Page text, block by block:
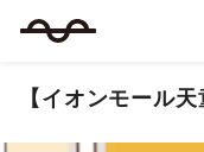
【イオンモール